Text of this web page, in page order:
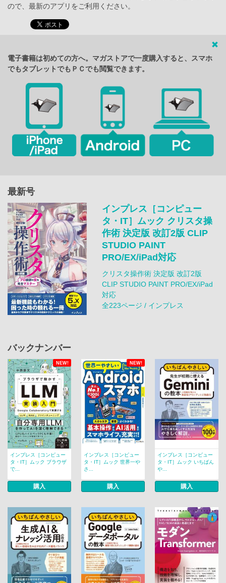
ので、最新のアプリをご利用ください。
電子書籍は初めての方へ。マガストアで一度購入すると、スマホ
でもタブレットでもＰＣでも閲覧できます。
最新号
インプレス［コンピュー
タ・IT］ムック クリスタ操
作術 決定版 改訂2版 CLIP
STUDIO PAINT
PRO/EX/iPad対応
クリスタ操作術 決定版 改訂2版
CLIP STUDIO PAINT PRO/EX/iPad
対応
全223ページ / インプレス
バックナンバー
NEW! NEW!
インプレス［コンピュー
タ・IT］ムック ブラウザ
で...
購入
インプレス［コンピュー
タ・IT］ムック 世界一や
さ...
購入
インプレス［コンピュー
タ・IT］ムック いちばん
や...
購入